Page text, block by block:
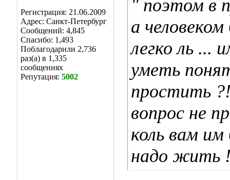
Регистрация: 21.06.2009
Адрес: Санкт-Петербург
Сообщений: 4,845
Спасибо: 1,493
Поблагодарили 2,736
раз(а) в 1,335
сообщениях
Репутация: 5002
" поэтом в
а
легко ль ...
уметь
простить
вопрос не
коль вам
надо жить